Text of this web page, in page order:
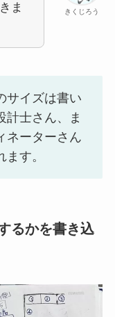
きくじろう
ま
サイズは書い
計士さん、ま
ネーターさん
す。
るかを書き込